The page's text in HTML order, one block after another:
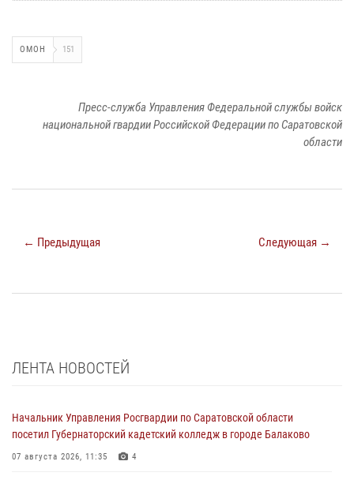
ОМОН 151
Пресс-служба Управления Федеральной службы войск
национальной гвардии Российской Федерации по Саратовской
области
← Предыдущая Следующая →
ЛЕНТА НОВОСТЕЙ
Начальник Управления Росгвардии по Саратовской области
посетил Губернаторский кадетский колледж в городе Балаково
07 августа 2026, 11:35 4